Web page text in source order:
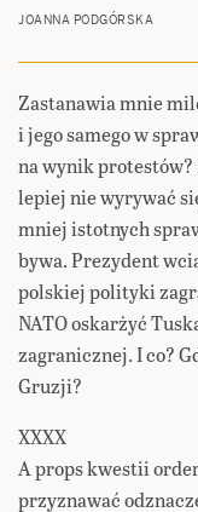
JOANNA PODGÓRSKA
Zastanawia mnie
i jego samego w
na wynik protestów?
lepiej nie wyrywać
mniej istotnych
bywa. Prezydent
polskiej polityki
NATO oskarżyć
zagranicznej. I co?
Gruzji?
XXXX
A props kwestii
przyznawać